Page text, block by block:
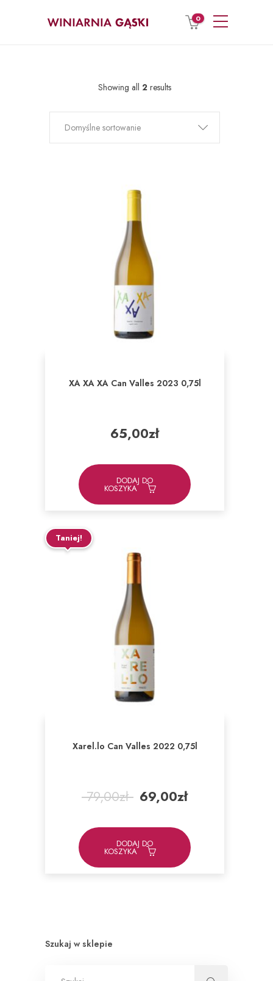
0
Showing all 2 results
Domyślne sortowanie
XA XA XA Can Valles 2023 0,75l
65,00zł
DODAJ DO
KOSZYKA
Taniej!
Xarel.lo Can Valles 2022 0,75l
79,00zł Pierwotna
wynosiła:
79,00zł.
69,00złAktualna
69,00zł.
DODAJ DO
KOSZYKA
Szukaj w sklepie